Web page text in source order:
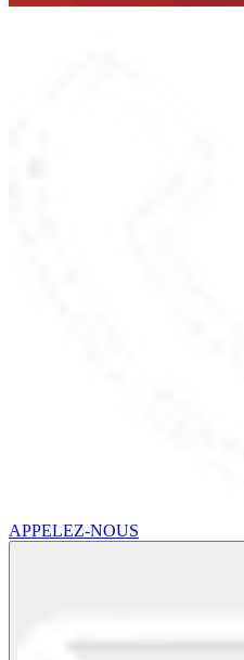
APPELEZ-NOUS